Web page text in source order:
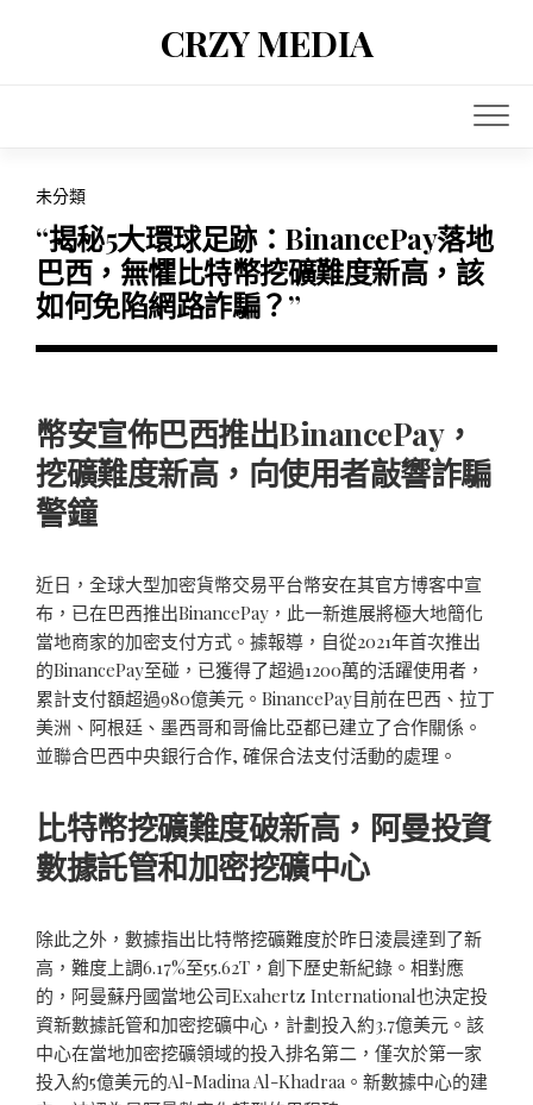
CRZY MEDIA
未分類
“揭秘5大環球足跡：BinancePay落地
巴西，無懼比特幣挖礦難度新高，該
如何免陷網路詐騙？”
幣安宣佈巴西推出BinancePay，
挖礦難度新高，向使用者敲響詐騙
警鐘
近日，全球大型加密貨幣交易平台幣安在其官方博客中宣
布，已在巴西推出BinancePay，此一新進展將極大地簡化
當地商家的加密支付方式。據報導，自從2021年首次推出
的BinancePay至碰，已獲得了超過1200萬的活躍使用者，
累計支付額超過980億美元。BinancePay目前在巴西、拉丁
美洲、阿根廷、墨西哥和哥倫比亞都已建立了合作關係。
並聯合巴西中央銀行合作, 確保合法支付活動的處理。
比特幣挖礦難度破新高，阿曼投資
數據託管和加密挖礦中心
除此之外，數據指出比特幣挖礦難度於昨日淩晨達到了新
高，難度上調6.17%至55.62T，創下歷史新紀錄。相對應
的，阿曼蘇丹國當地公司Exahertz International也決定投
資新數據託管和加密挖礦中心，計劃投入約3.7億美元。該
中心在當地加密挖礦領域的投入排名第二，僅次於第一家
投入約5億美元的Al-Madina Al-Khadraa。新數據中心的建